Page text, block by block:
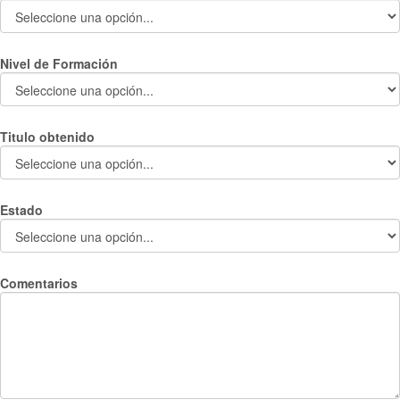
Nivel de Formación
Titulo obtenido
Estado
Comentarios